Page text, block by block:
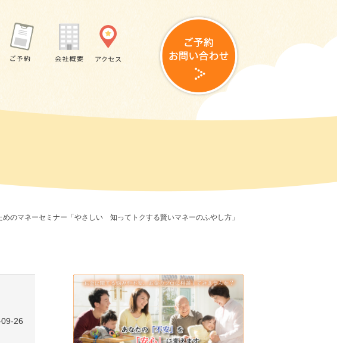
のマネーセミナー「やさしい 知ってトクする賢いマネーのふやし方」
26